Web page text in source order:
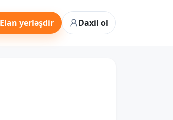
Elan yerləşdir Daxil ol